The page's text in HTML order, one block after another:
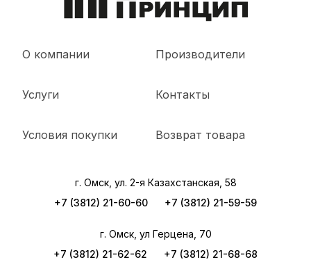
О компании
Услуги
Условия покупки
Производители
Контакты
Возврат товара
г. Омск, ул. 2-я Казахстанская, 58
+7 (3812) 21-60-60
+7 (3812) 21-59-59
г. Омск, ул Герцена, 70
+7 (3812) 21-62-62
+7 (3812) 21-68-68